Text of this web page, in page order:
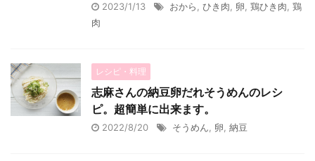
2023/1/13 おから ひき肉 卵 鶏ひき肉 鶏
肉
レシピ・料理
志麻さんの納豆卵だれそうめんのレシ
ピ。超簡単に出来ます。
2022/8/20 そうめん 卵 納豆